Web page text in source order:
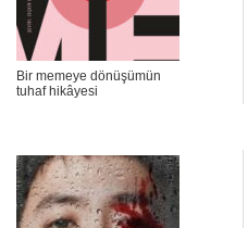
Bir memeye dönüşümün
tuhaf hikâyesi